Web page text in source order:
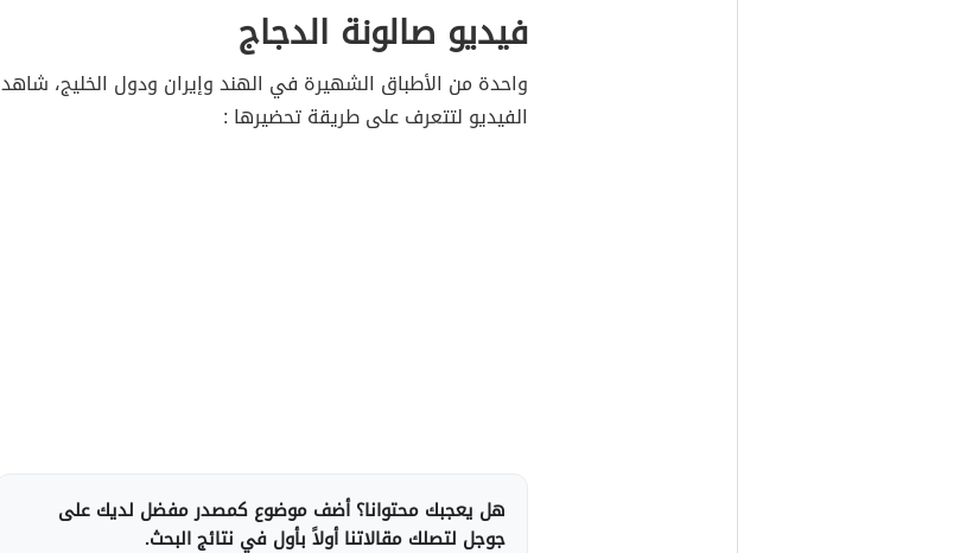
فيديو صالونة الدجاج
واحدة من الأطباق الشهيرة في الهند وإيران ودول الخليج، شاهد
الفيديو لتتعرف على طريقة تحضيرها :
هل يعجبك محتوانا؟ أضف موضوع كمصدر مفضل لديك على
جوجل لتصلك مقالاتنا أولاً بأول في نتائج البحث.